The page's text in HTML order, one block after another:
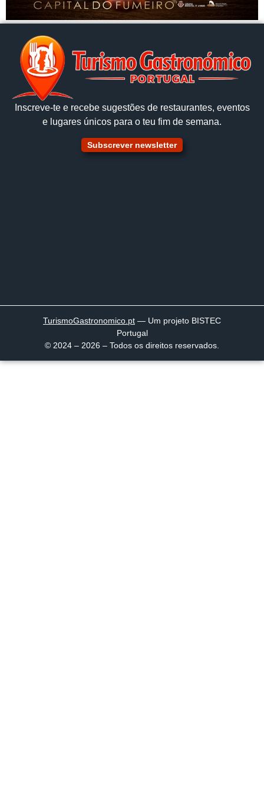
Inscreve‑te e recebe sugestões de restaurantes, eventos
e lugares únicos para o teu fim de semana.
Subscrever newsletter
TurismoGastronomico .pt — Um projeto BISTEC
Portugal
© 2024 – 2026 – Todos os direitos reservados.